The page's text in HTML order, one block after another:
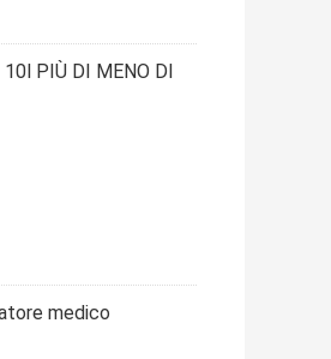
PIÙ DI MENO DI
medico